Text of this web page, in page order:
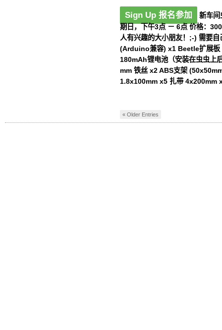
Sign Up 报名参加
新车间
期日，下午3点 － 6点 价格：
人有兴趣的大小朋友！;-) 需要
(Arduino兼容) x1 Beetle扩展板
180mAh锂电池（安装在虫虫上
mm 铁丝 x2 ABS支架
1.8x100mm x5 扎带 4x200mm
« Older Entries